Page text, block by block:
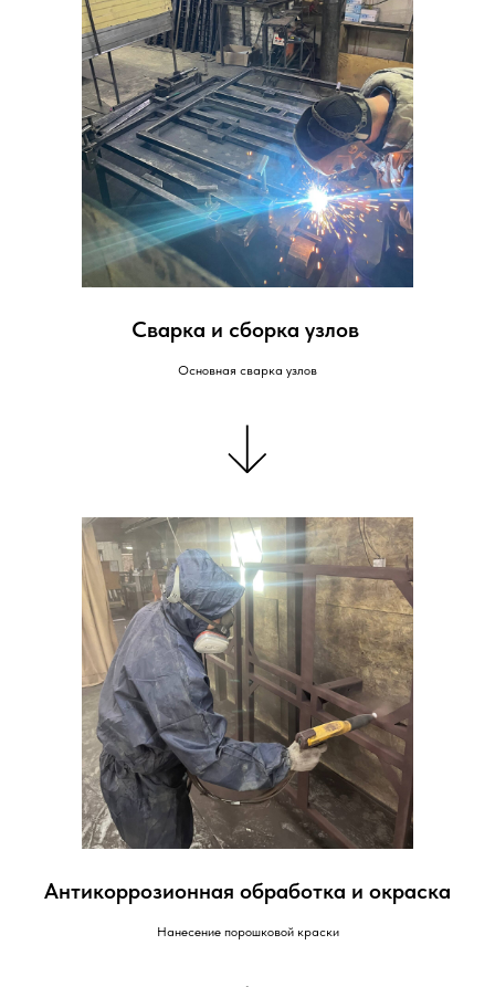
Сварка и сборка узлов
Основная сварка узлов
Антикоррозионная обработка и окраска
Нанесение порошковой краски